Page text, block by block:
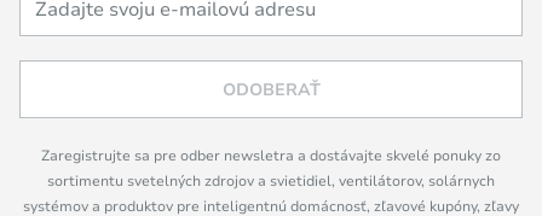
ODOBERAŤ
Zaregistrujte sa pre odber newsletra a dostávajte skvelé ponuky zo
sortimentu svetelných zdrojov a svietidiel, ventilátorov, solárnych
systémov a produktov pre inteligentnú domácnosť, zľavové kupóny, zľavy